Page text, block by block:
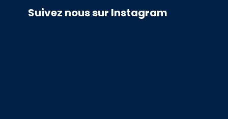
Suivez nous sur Instagram